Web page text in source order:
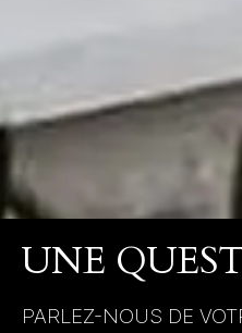
UNE
PARLEZ-NOUS DE